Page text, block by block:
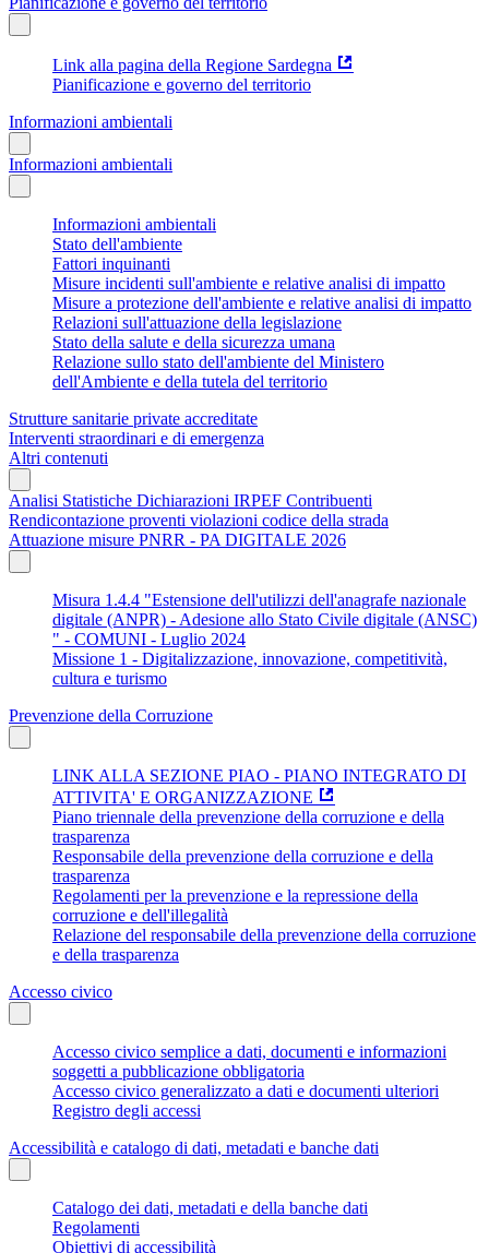
Link alla pagina della Regione Sardegna
Pianificazione e governo del territorio
Informazioni ambientali
Informazioni ambientali
Informazioni ambientali
Stato dell'ambiente
Fattori inquinanti
Misure incidenti sull'ambiente e relative analisi di impatto
Misure a protezione dell'ambiente e relative analisi di impatto
Relazioni sull'attuazione della legislazione
Stato della salute e della sicurezza umana
Relazione sullo stato dell'ambiente del Ministero
dell'Ambiente e della tutela del territorio
Strutture sanitarie private accreditate
Interventi straordinari e di emergenza
Altri contenuti
Analisi Statistiche Dichiarazioni IRPEF Contribuenti
Rendicontazione proventi violazioni codice della strada
Attuazione misure PNRR - PA DIGITALE 2026
Misura 1.4.4 "Estensione dell'utilizzi dell'anagrafe nazionale
digitale (ANPR) - Adesione allo Stato Civile digitale (ANSC)
" - COMUNI - Luglio 2024
Missione 1 - Digitalizzazione, innovazione, competitività,
cultura e turismo
Prevenzione della Corruzione
LINK ALLA SEZIONE PIAO - PIANO INTEGRATO DI
ATTIVITA' E ORGANIZZAZIONE
Piano triennale della prevenzione della corruzione e della
trasparenza
Responsabile della prevenzione della corruzione e della
trasparenza
Regolamenti per la prevenzione e la repressione della
corruzione e dell'illegalità
Relazione del responsabile della prevenzione della corruzione
e della trasparenza
Accesso civico
Accesso civico semplice a dati, documenti e informazioni
soggetti a pubblicazione obbligatoria
Accesso civico generalizzato a dati e documenti ulteriori
Registro degli accessi
Accessibilità e catalogo di dati, metadati e banche dati
Catalogo dei dati, metadati e della banche dati
Regolamenti
Obiettivi di accessibilità